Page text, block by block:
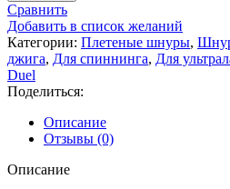
Сравнить
Добавить в список желаний
Категории: Плетеные шнуры,
джига, Для спиннинга, Для
Duel
Поделиться:
Описание
Отзывы (0)
Описание